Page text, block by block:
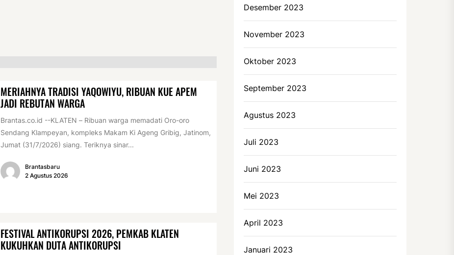
MERIAHNYA TRADISI YAQOWIYU, RIBUAN KUE APEM
JADI REBUTAN WARGA
Brantas.co.id --KLATEN – Ribuan warga memadati Oro-oro
Sendang Klampeyan, kompleks Makam Ki Ageng Gribig, Jatinom,
Jumat (31/7/2026) siang. Teriknya sinar...
Brantasbaru
2 Agustus 2026
FESTIVAL ANTIKORUPSI 2026, PEMKAB KLATEN
KUKUHKAN DUTA ANTIKORUPSI
Desember 2023
November 2023
Oktober 2023
September 2023
Agustus 2023
Juli 2023
Juni 2023
Mei 2023
April 2023
Januari 2023